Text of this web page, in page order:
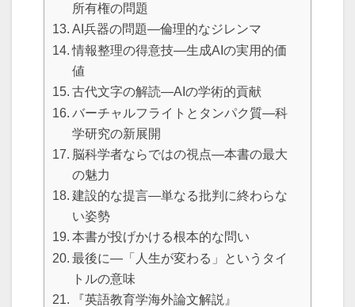
所有権の問題
AI兵器の問題—倫理的なジレンマ
情報整理の得意技—生成AIの実用的価
値
古代文字の解読—AIの学術的貢献
バーチャルフライトとタンパク質—科
学研究の新展開
脳科学者ならではの視点—本書の最大
の魅力
建設的な提言—単なる批判に終わらな
い姿勢
本書が投げかける根本的な問い
最後に—「人生が変わる」というタイ
トルの意味
『英語教育学海外論文解説』